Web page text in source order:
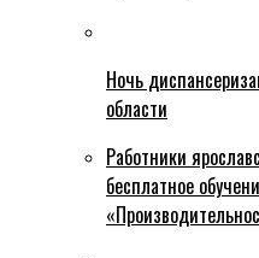
Ночь
области
Работники
бесплатное